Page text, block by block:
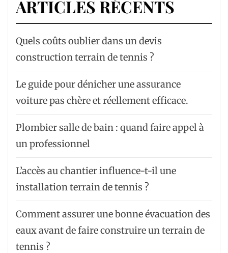
ARTICLES RÉCENTS
Quels coûts oublier dans un devis
construction terrain de tennis ?
Le guide pour dénicher une assurance
voiture pas chère et réellement efficace.
Plombier salle de bain : quand faire appel à
un professionnel
L’accès au chantier influence-t-il une
installation terrain de tennis ?
Comment assurer une bonne évacuation des
eaux avant de faire construire un terrain de
tennis ?